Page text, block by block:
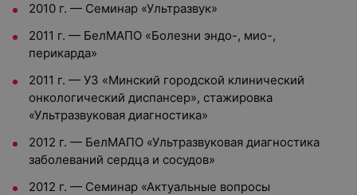
2010 г. — Семинар «Ультразвук»
2011 г. — БелМАПО «Болезни эндо-, мио-,
перикарда»
2011 г. — УЗ «Минский городской клинический
онкологический диспансер», стажировка
«Ультразвуковая диагностика»
2012 г. — БелМАПО «Ультразвуковая диагностика
заболеваний сердца и сосудов»
2012 г. — Семинар «Актуальные вопросы